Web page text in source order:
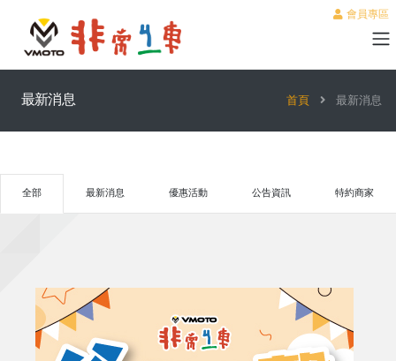
會員專區
最新消息 首頁 最新消息
全部 最新消息 優惠活動 公告資訊 特約商家